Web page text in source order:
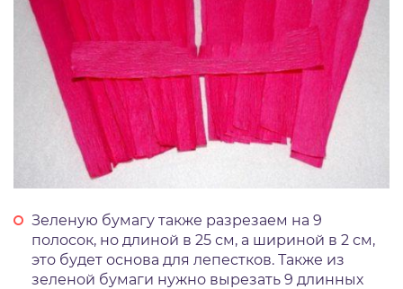
Зеленую бумагу также разрезаем на 9
полосок, но длиной в 25 см, а шириной в 2 см,
это будет основа для лепестков. Также из
зеленой бумаги нужно вырезать 9 длинных